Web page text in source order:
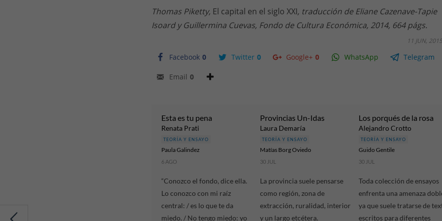
Thomas Piketty, El capital en el siglo XXI, traducción de Eliane Cazenave-Tapie
Isoard y Guillermina Cuevas, Fondo de Cultura Económica, 2014, 664 págs.
Facebook 0 Twitter 0 Google+ 0 WhatsApp Telegram
Email 0
11 JUN, 2015
Esta es tu pena
Renata Prati
TEORÍA Y ENSAYO
Paula Gal​i​ndez
6 AGO
“Conozco el fondo, dice ella.
Lo conozco con mi raíz
central: / es lo que te da
miedo. / No tengo miedo: yo
Provincias Un-Idas
Laura Demaría
TEORÍA Y ENSAYO
Matías Borg Oviedo
30 JUL
La provincia suele pensarse
como región, zona de
extracción, ruralidad, interior
y un largo etcétera.
Los porqués de la rosa
Alejandro Crotto
TEORÍA Y ENSAYO
Guido Gentile
30 JUL
Toda colección de ensayos
enfrenta una amenaza
ya que suele tratarse de
escritos para diferentes